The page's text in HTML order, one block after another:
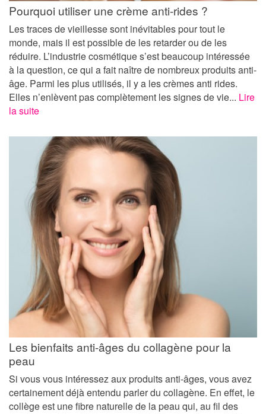
Pourquoi utiliser une crème anti-rides ?
Les traces de vieillesse sont inévitables pour tout le
monde, mais il est possible de les retarder ou de les
réduire. L’industrie cosmétique s’est beaucoup intéressée
à la question, ce qui a fait naître de nombreux produits anti-
âge. Parmi les plus utilisés, il y a les crèmes anti rides.
Elles n’enlèvent pas complètement les signes de vie... Lire
la suite
Les bienfaits anti-âges du collagène pour la
peau
Si vous vous intéressez aux produits anti-âges, vous avez
certainement déjà entendu parler du collagène. En effet, le
collège est une fibre naturelle de la peau qui, au fil des